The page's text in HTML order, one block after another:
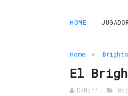
HOME
Home >
El
DaNi^^